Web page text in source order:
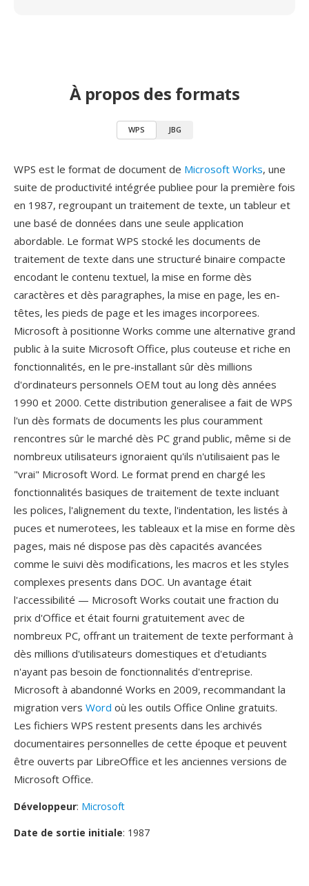
À propos des formats
WPS JBG
WPS est le format de document de Microsoft Works, une
suite de productivité intégrée publiee pour la première fois
en 1987, regroupant un traitement de texte, un tableur et
une basé de données dans une seule application
abordable. Le format WPS stocké les documents de
traitement de texte dans une structuré binaire compacte
encodant le contenu textuel, la mise en forme dès
caractères et dès paragraphes, la mise en page, les en-
têtes, les pieds de page et les images incorporees.
Microsoft à positionne Works comme une alternative grand
public à la suite Microsoft Office, plus couteuse et riche en
fonctionnalités, en le pre-installant sûr dès millions
d'ordinateurs personnels OEM tout au long dès années
1990 et 2000. Cette distribution generalisee a fait de WPS
l'un dès formats de documents les plus couramment
rencontres sûr le marché dès PC grand public, même si de
nombreux utilisateurs ignoraient qu'ils n'utilisaient pas le
"vrai" Microsoft Word. Le format prend en chargé les
fonctionnalités basiques de traitement de texte incluant
les polices, l'alignement du texte, l'indentation, les listés à
puces et numerotees, les tableaux et la mise en forme dès
pages, mais né dispose pas dès capacités avancées
comme le suivi dès modifications, les macros et les styles
complexes presents dans DOC. Un avantage était
l'accessibilité — Microsoft Works coutait une fraction du
prix d'Office et était fourni gratuitement avec de
nombreux PC, offrant un traitement de texte performant à
dès millions d'utilisateurs domestiques et d'etudiants
n'ayant pas besoin de fonctionnalités d'entreprise.
Microsoft à abandonné Works en 2009, recommandant la
migration vers Word où les outils Office Online gratuits.
Les fichiers WPS restent presents dans les archivés
documentaires personnelles de cette époque et peuvent
être ouverts par LibreOffice et les anciennes versions de
Microsoft Office.
Développeur: Microsoft
Date de sortie initiale: 1987